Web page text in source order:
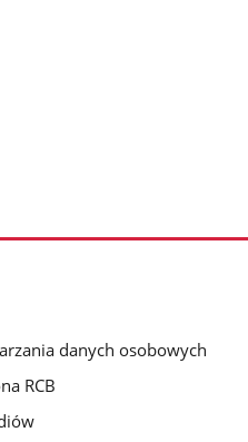
danych osobowych
RCB